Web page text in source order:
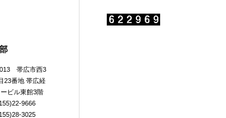
帯広市西3
23番地 帯広経
ビル東館3階
9666
3025